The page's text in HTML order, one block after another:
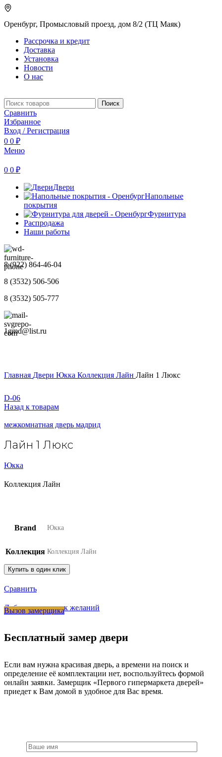
Оренбург, Промысловый проезд, дом 8/2 (ТЦ Маяк)
Рассрочка и кредит
Доставка
Установка
Новости
О нас
Поиск
Сравнить
Избранное
Вход / Регистрация
0 0 ₽
Меню
0 0 ₽
Двери
Напольные
покрытия
Фурнитура
Распродажа
Наши работы
8 (922) 864-46-04
8 (3532) 506-506
8 (3532) 505-777
1gmd@list.ru
Главная Двери Юкка Коллекция Лайн Лайн 1 Люкс
D-06
Назад к товарам
межкомнатная дверь мадрид
Лайн 1 Люкс
Юкка
Коллекция Лайн
Brand Юкка
Коллекция Коллекция Лайн
Купить в один клик
Сравнить
Добавить в список желаний
Вызов замерщика
Бесплатный замер двери
Если вам нужна красивая дверь, а времени на поиск и
определение её комплектации нет, воспользуйтесь формой
онлайн заявки. Замерщик «Первого гипермаркета дверей»
приедет к Вам домой в удобное для Вас время.